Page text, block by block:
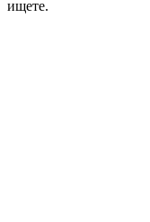
ищете.